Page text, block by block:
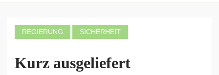
REGIERUNG SICHERHEIT
Kurz ausgeliefert